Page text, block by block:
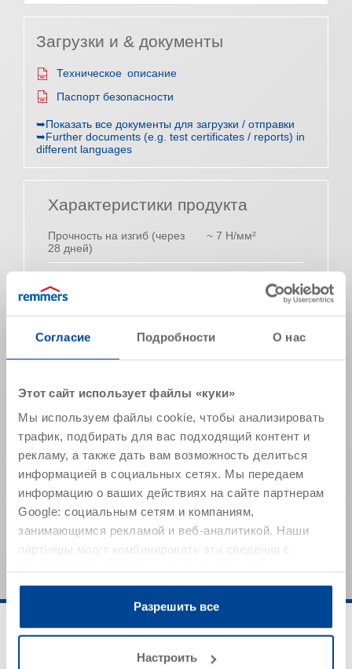
Согласие Подробности О нас
Этот сайт использует файлы «куки»
Мы используем файлы cookie, чтобы анализировать
трафик, подбирать для вас подходящий контент и
рекламу, а также дать вам возможность делиться
информацией в социальных сетях. Мы передаем
информацию о ваших действиях на сайте партнерам
Google: социальным сетям и компаниям,
занимающимся рекламой и веб-аналитикой. Наши
партнеры могут комбинировать эти сведения с
данными, которые они получили при использовании
Разрешить все
Настроить
Загрузки и & документы
Техническое описание
Паспорт безопасности
➥Показать все документы для загрузки / отправки
➥Further documents (e.g. test certificates / reports) in
different languages
Характеристики продукта
Прочность на изгиб (через
28 дней)
~ 7 Н/мм²
28 дней)
Модуль упругости (DIN
~ 17 кН/мм²
Макс. размер зерна 0,5 мм
Насыпная плотность ~ 1,6 кг/дм³
Количество воды
затворения
~ 1,0 л / 5 кг
~ 3,0 л / 15 кг
Усадочная деформация по
(DIN 52450)
через 28 дней: ~
-1,2 мм/м
характеристики продукта и не могут рассматриваться
как обязательные спецификации продукта.